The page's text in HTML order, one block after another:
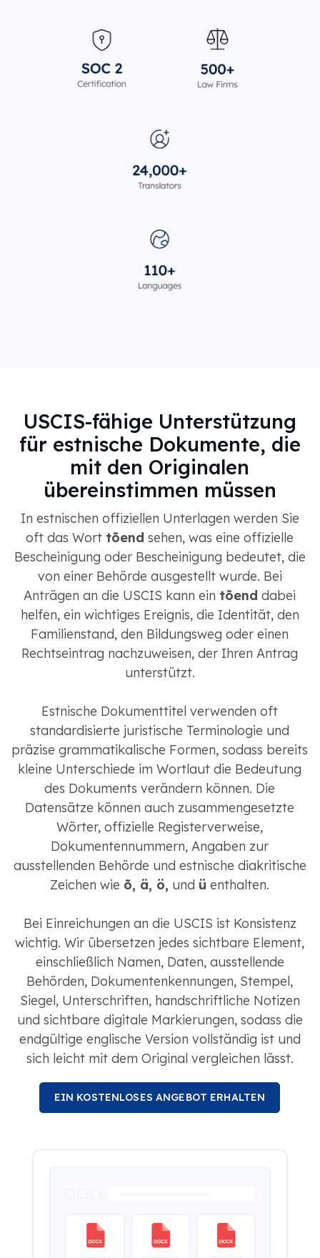
USCIS-fähige Unterstützung
für estnische Dokumente, die
mit den Originalen
übereinstimmen müssen
In estnischen offiziellen Unterlagen werden Sie
oft das Wort tõend sehen, was eine offizielle
Bescheinigung oder Bescheinigung bedeutet, die
von einer Behörde ausgestellt wurde. Bei
Anträgen an die USCIS kann ein tõend dabei
helfen, ein wichtiges Ereignis, die Identität, den
Familienstand, den Bildungsweg oder einen
Rechtseintrag nachzuweisen, der Ihren Antrag
unterstützt.
Estnische Dokumenttitel verwenden oft
standardisierte juristische Terminologie und
präzise grammatikalische Formen, sodass bereits
kleine Unterschiede im Wortlaut die Bedeutung
des Dokuments verändern können. Die
Datensätze können auch zusammengesetzte
Wörter, offizielle Registerverweise,
Dokumentennummern, Angaben zur
ausstellenden Behörde und estnische diakritische
Zeichen wie õ, ä, ö, und ü enthalten.
Bei Einreichungen an die USCIS ist Konsistenz
wichtig. Wir übersetzen jedes sichtbare Element,
einschließlich Namen, Daten, ausstellende
Behörden, Dokumentenkennungen, Stempel,
Siegel, Unterschriften, handschriftliche Notizen
und sichtbare digitale Markierungen, sodass die
endgültige englische Version vollständig ist und
sich leicht mit dem Original vergleichen lässt.
EIN KOSTENLOSES ANGEBOT ERHALTEN